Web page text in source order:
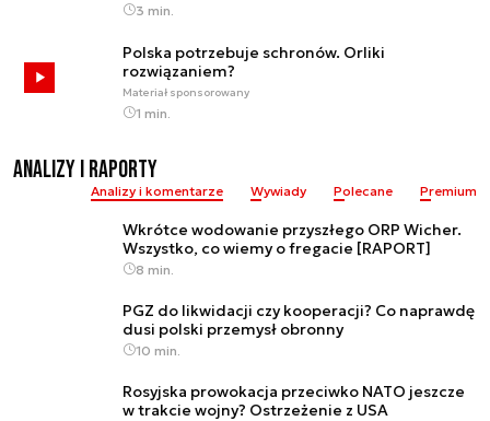
3 min.
Polska potrzebuje schronów. Orliki
rozwiązaniem?
Materiał sponsorowany
1 min.
Analizy i raporty
Analizy i komentarze Wywiady Polecane Premium
Wkrótce wodowanie przyszłego ORP Wicher.
Wszystko, co wiemy o fregacie [RAPORT]
8 min.
PGZ do likwidacji czy kooperacji? Co naprawdę
dusi polski przemysł obronny
10 min.
Rosyjska prowokacja przeciwko NATO jeszcze
w trakcie wojny? Ostrzeżenie z USA